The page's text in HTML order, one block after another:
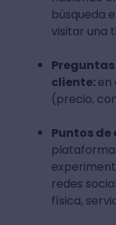
búsqueda
visitar una
cliente:en
(precio,
Puntos
redes
física,